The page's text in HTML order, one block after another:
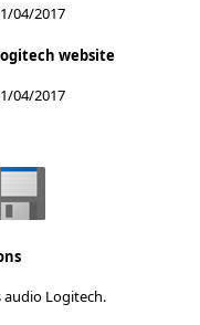
04/2017
website
04/2017
audio Logitech.